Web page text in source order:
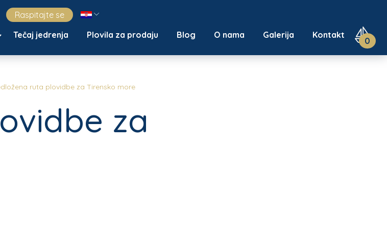
Raspitajte se
Tečaj jedrenja Plovila za prodaju Blog O nama Galerija Kontakt
0
ruta plovidbe za Tirensko more
za